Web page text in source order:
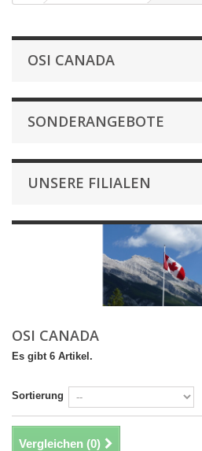
OSI CANADA
SONDERANGEBOTE
UNSERE FILIALEN
OSI CANADA
Es gibt 6 Artikel.
Sortierung
Vergleichen (0)